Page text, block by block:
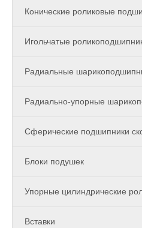
Конические роликовые
Игольчатые
Радиальные
Радиально-упорные
Сферические подшипники
Блоки подушек
Упорные цилиндрические
Вставки